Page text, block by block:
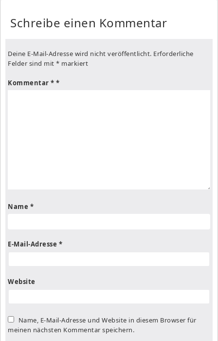
Schreibe einen Kommentar
Deine E-Mail-Adresse wird nicht veröffentlicht. Erforderliche
Felder sind mit * markiert
Kommentar *
Name *
E-Mail-Adresse *
Website
Name, E-Mail-Adresse und Website in diesem Browser für
meinen nächsten Kommentar speichern.